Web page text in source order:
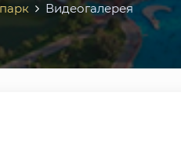
Видеогалерея